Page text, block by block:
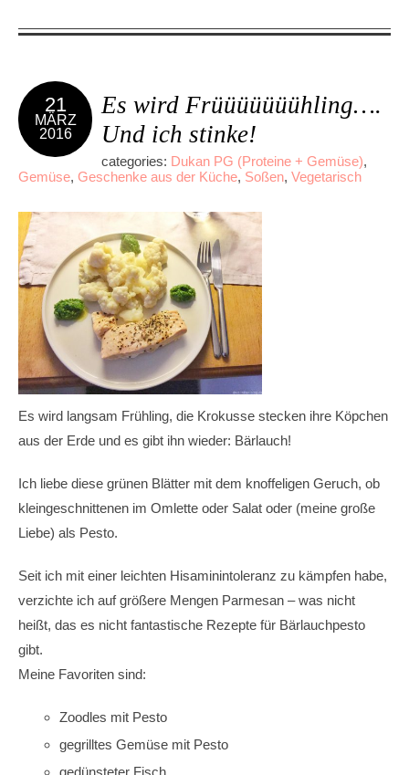
21
MÄRZ
2016
Es wird Früüüüüüühling….
Und ich stinke!
categories: Dukan PG (Proteine + Gemüse),
Gemüse, Geschenke aus der Küche, Soßen, Vegetarisch
Es wird langsam Frühling, die Krokusse stecken ihre Köpchen
aus der Erde und es gibt ihn wieder: Bärlauch!
Ich liebe diese grünen Blätter mit dem knoffeligen Geruch, ob
kleingeschnittenen im Omlette oder Salat oder (meine große
Liebe) als Pesto.
Seit ich mit einer leichten Hisaminintoleranz zu kämpfen habe,
verzichte ich auf größere Mengen Parmesan – was nicht
heißt, das es nicht fantastische Rezepte für Bärlauchpesto
gibt.
Meine Favoriten sind:
Zoodles mit Pesto
gegrilltes Gemüse mit Pesto
gedünsteter Fisch